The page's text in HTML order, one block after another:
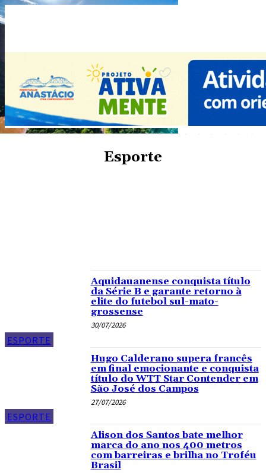
Esporte
ESPORTE
Aquidauanense conquista título
da Série B e garante retorno à
elite do futebol sul-mato-
grossense
30/07/2026
ESPORTE
Hugo Calderano supera francês
em final emocionante e conquista
título do WTT Star Contender em
São José dos Campos
27/07/2026
Alison dos Santos bate melhor
marca do ano nos 400 metros
com barreiras e brilha no Troféu
Brasil